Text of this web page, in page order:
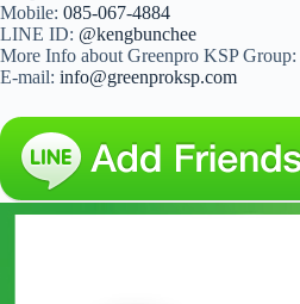
Mobile: 085-067-4884
LINE ID: @kengbunchee
More Info about Greenpro KSP Group:
E-mail: info@greenproksp.com